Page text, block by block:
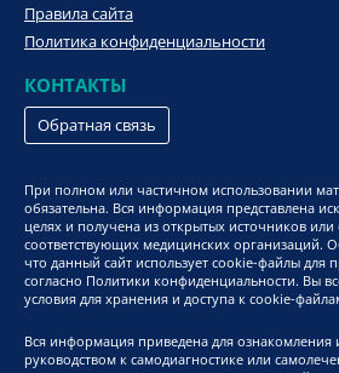
Правила сайта
Политика конфиденциальности
КОНТАКТЫ
Обратная связь
При полном или частичном использовании
обязательна. Вся информация представлена
целях и получена из открытых источников или
соответствующих медицинских организаций.
что данный сайт использует cookie-файлы для
согласно Политики конфиденциальности. Вы
условия для хранения и доступа к cookie-
Вся информация приведена для ознакомления
руководством к самодиагностике или